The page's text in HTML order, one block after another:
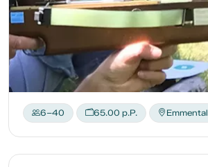
6–40 65.00 p.P. Emmental